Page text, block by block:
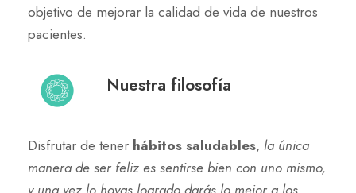
objetivo de mejorar la calidad de vida de nuestros
pacientes.
Nuestra filosofía
Disfrutar de tener hábitos saludables, la única
manera de ser feliz es sentirse bien con uno mismo,